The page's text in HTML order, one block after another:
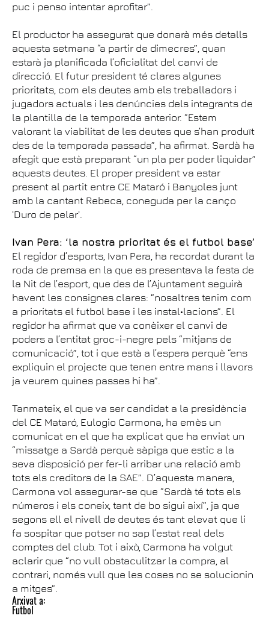
puc i penso intentar aprofitar”.
El productor ha assegurat que donarà més detalls
aquesta setmana “a partir de dimecres”, quan
estarà ja planificada l’oficialitat del canvi de
direcció. El futur president té clares algunes
prioritats, com els deutes amb els treballadors i
jugadors actuals i les denúncies dels integrants de
la plantilla de la temporada anterior. “Estem
valorant la viabilitat de les deutes que s’han produït
des de la temporada passada”, ha afirmat. Sardà ha
afegit que està preparant “un pla per poder liquidar”
aquests deutes. El proper president va estar
present al partit entre CE Mataró i Banyoles junt
amb la cantant Rebeca, coneguda per la canço
'Duro de pelar'.
Ivan Pera: ‘la nostra prioritat és el futbol base’
El regidor d’esports, Ivan Pera, ha recordat durant la
roda de premsa en la que es presentava la festa de
la Nit de l’esport, que des de l’Ajuntament seguirà
havent les consignes clares: “nosaltres tenim com
a prioritats el futbol base i les instal•lacions”. El
regidor ha afirmat que va conèixer el canvi de
poders a l’entitat groc-i-negre pels “mitjans de
comunicació”, tot i que està a l’espera perquè “ens
expliquin el projecte que tenen entre mans i llavors
ja veurem quines passes hi ha”.
Tanmateix, el que va ser candidat a la presidència
del CE Mataró, Eulogio Carmona, ha emès un
comunicat en el que ha explicat que ha enviat un
“missatge a Sardà perquè sàpiga que estic a la
seva disposició per fer-li arribar una relació amb
tots els creditors de la SAE”. D’aquesta manera,
Carmona vol assegurar-se que “Sardà té tots els
números i els coneix, tant de bo sigui així”, ja que
segons ell el nivell de deutes és tant elevat que li
fa sospitar que potser no sap l’estat real dels
comptes del club. Tot i això, Carmona ha volgut
aclarir que “no vull obstaculitzar la compra, al
contrari, només vull que les coses no se solucionin
a mitges”.
Arxivat a:
Futbol